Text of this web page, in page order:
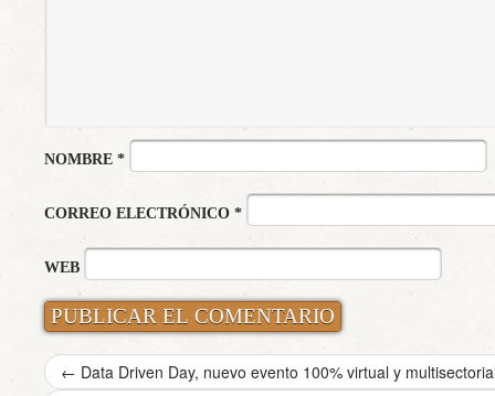
NOMBRE *
CORREO ELECTRÓNICO *
WEB
← Data Driven Day, nuevo evento 100% virtual y